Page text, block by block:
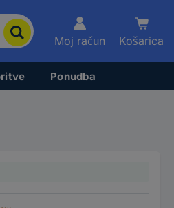
Moj račun Košarica
Ponudba